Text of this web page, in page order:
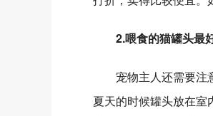
2.喂食的猫罐头最
宠物主人还需要注意
夏天的时候罐头放在